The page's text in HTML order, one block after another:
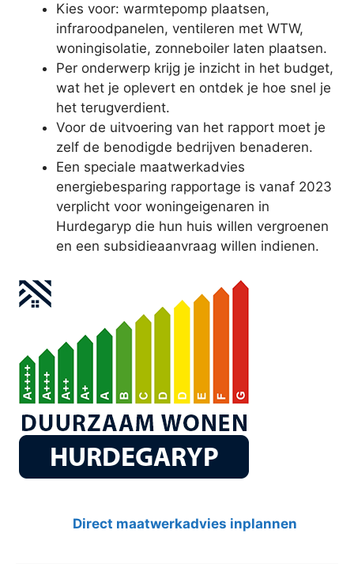
Kies voor: warmtepomp plaatsen,
infraroodpanelen, ventileren met WTW,
woningisolatie, zonneboiler laten plaatsen.
Per onderwerp krijg je inzicht in het budget,
wat het je oplevert en ontdek je hoe snel je
het terugverdient.
Voor de uitvoering van het rapport moet je
zelf de benodigde bedrijven benaderen.
Een speciale maatwerkadvies
energiebesparing rapportage is vanaf 2023
verplicht voor woningeigenaren in
Hurdegaryp die hun huis willen vergroenen
en een subsidieaanvraag willen indienen.
Direct maatwerkadvies inplannen